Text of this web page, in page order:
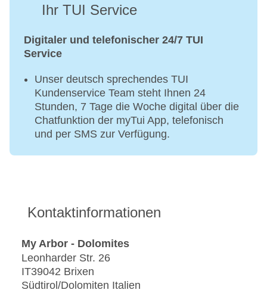
Ihr TUI Service
Digitaler und telefonischer 24/7 TUI
Service
Unser deutsch sprechendes TUI
Kundenservice Team steht Ihnen 24
Stunden, 7 Tage die Woche digital über die
Chatfunktion der myTui App, telefonisch
und per SMS zur Verfügung.
Kontaktinformationen
My Arbor - Dolomites
Leonharder Str. 26
IT39042 Brixen
Südtirol/Dolomiten Italien